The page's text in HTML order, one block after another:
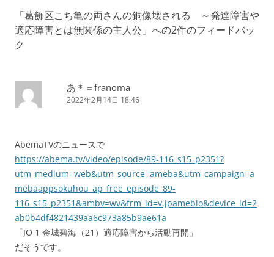
ー
ン
「葛飾区こち亀の両さんの銅像壊される ～発達障害や
適応障害とは無関係の主人公 」への2件のフィードバッ
ク
あ＊＝franoma
2022年2月14日 18:46
AbemaTVのニュースで
https://abema.tv/video/episode/89-116_s15_p2351?
utm_medium=web&utm_source=ameba&utm_campaign=a
mebaappsokuhou_ap_free_episode_89-
116_s15_p2351&ambv=wv&frm_id=v.jpameblo&device_id=2
ab0b4df4821439aa6c973a85b9ae61a
「JO 1 金城碧海（21）適応障害から活動再開」
だそうです。